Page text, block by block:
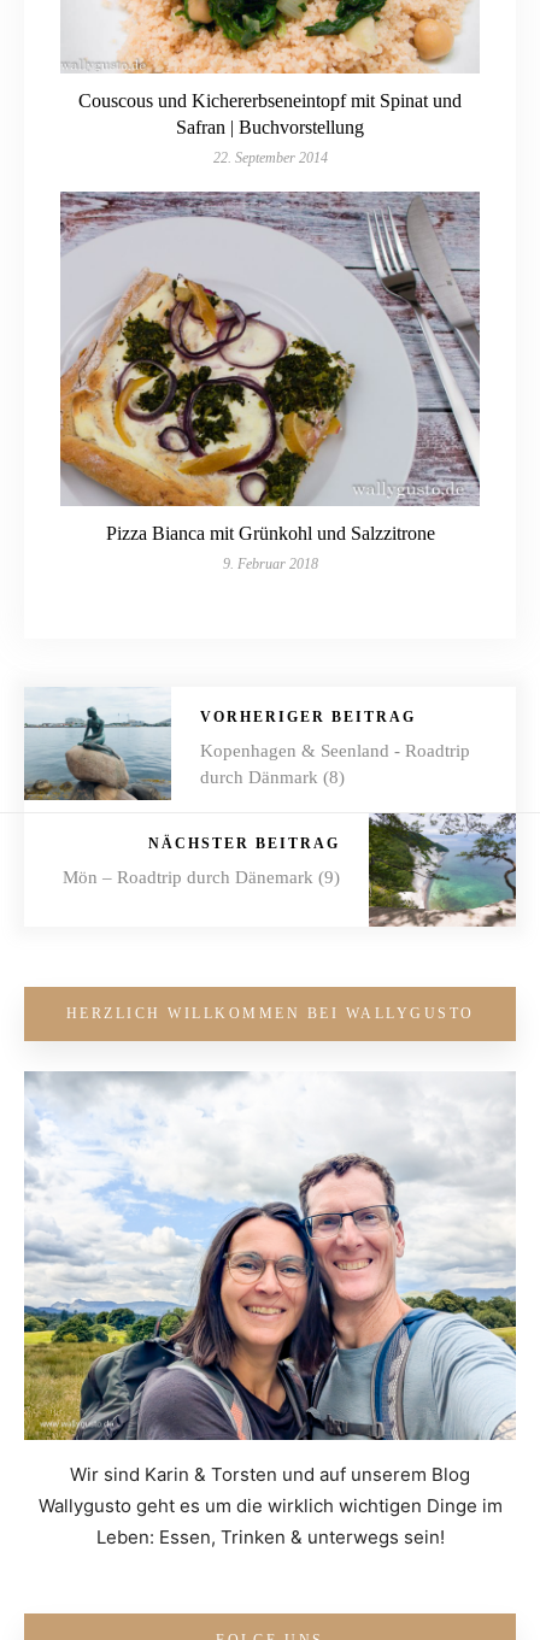
Couscous und Kichererbseneintopf mit Spinat und
Safran | Buchvorstellung
22. September 2014
Pizza Bianca mit Grünkohl und Salzzitrone
9. Februar 2018
VORHERIGER BEITRAG
Kopenhagen & Seenland - Roadtrip
durch Dänmark (8)
NÄCHSTER BEITRAG
Mön – Roadtrip durch Dänemark (9)
HERZLICH WILLKOMMEN BEI WALLYGUSTO
Wir sind Karin & Torsten und auf unserem Blog
Wallygusto geht es um die wirklich wichtigen Dinge im
Leben: Essen, Trinken & unterwegs sein!